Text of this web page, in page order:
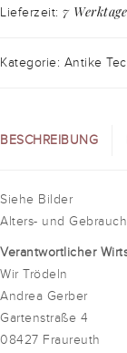
Lieferzeit: 7 Werktage
Kategorie: Antike
BESCHREIBUNG
Siehe Bilder
Alters- und
Verantwortlicher
Wir Trödeln
Andrea Gerber
Gartenstraße 4
08427 Fraureuth